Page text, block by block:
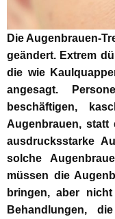
Die Augenbrauen-
geändert. Extrem
die wie
angesagt.
beschäftigen,
Augenbrauen, statt
ausdrucksstarke
solche
müssen die
bringen, aber
Behandlungen,